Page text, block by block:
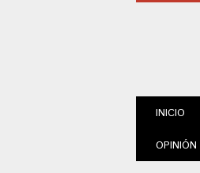
INICIO
OPINIÓN